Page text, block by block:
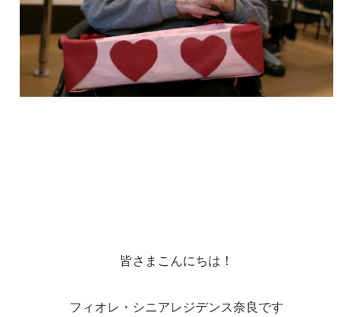
皆さまこんにちは！
フィオレ・シニアレジデンス奈良です